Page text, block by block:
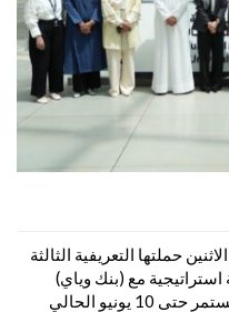
حملتها التعريفية الثالثة
استراتيجية مع (بنك وياي)
الرقمي في الأفنيوز (المرحلة الثانية ويستمر حتى 10 يونيو الحالي